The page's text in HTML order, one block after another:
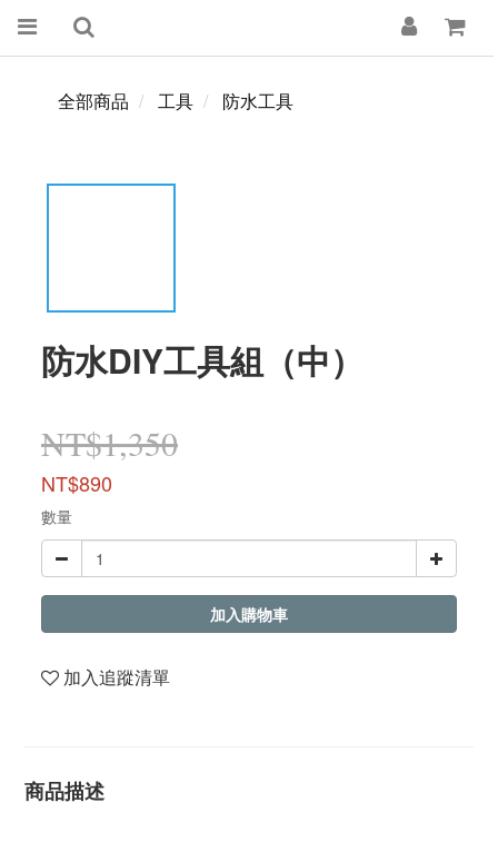
全部商品 工具 防水工具
防水DIY工具組（中）
NT$1,350
NT$890
數量
加入購物車
加入追蹤清單
商品描述